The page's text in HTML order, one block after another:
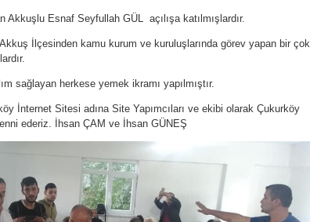
Akkuşlu Esnaf Seyfullah GÜL açılışa katılmışlardır.
İlçesinden kamu kurum ve kuruluşlarında görev yapan bir çok
sağlayan herkese yemek ikramı yapılmıştır.
İnternet Sitesi adına Site Yapımcıları ve ekibi olarak Çukurköy
ederiz. İhsan ÇAM ve İhsan GÜNEŞ